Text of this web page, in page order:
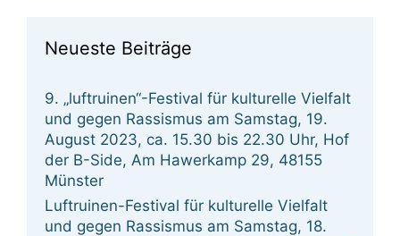
Neueste Beiträge
9. „luftruinen“-Festival für kulturelle Vielfalt
und gegen Rassismus am Samstag, 19.
August 2023, ca. 15.30 bis 22.30 Uhr, Hof
der B-Side, Am Hawerkamp 29, 48155
Münster
Luftruinen-Festival für kulturelle Vielfalt
und gegen Rassismus am Samstag, 18.